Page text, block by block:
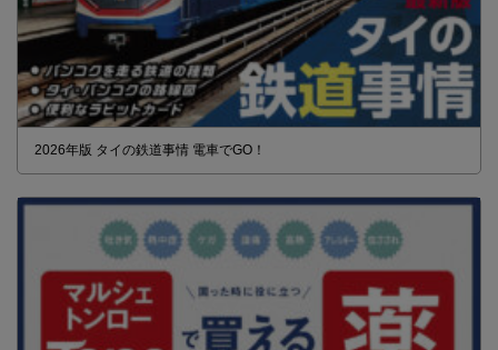
2026年版 タイの鉄道事情 電車でGO！